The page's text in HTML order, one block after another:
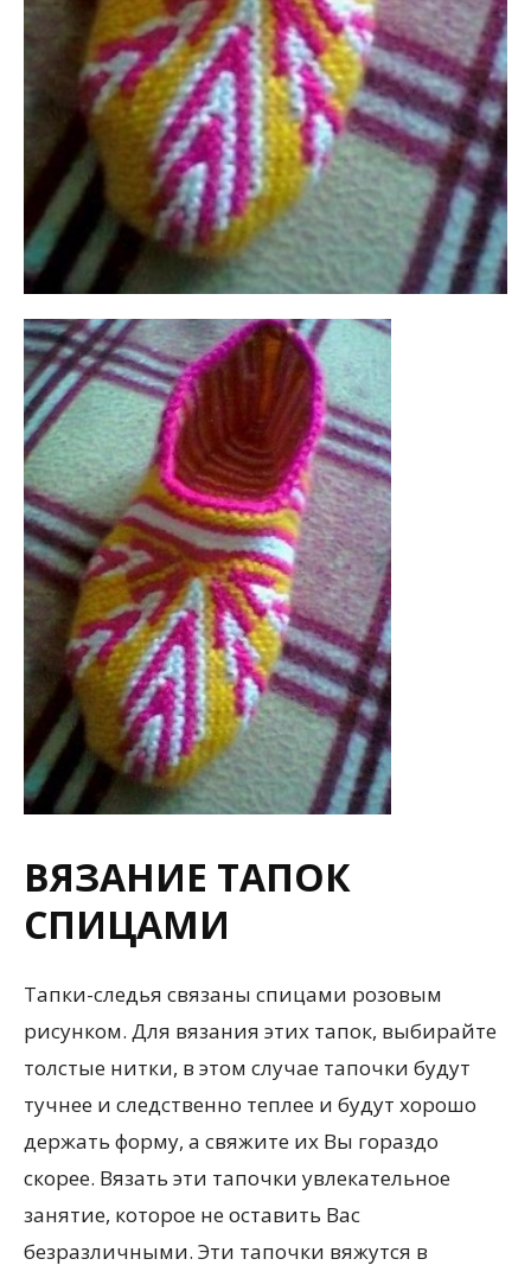
ВЯЗАНИЕ ТАПОК
СПИЦАМИ
Тапки-следья связаны спицами розовым
рисунком. Для вязания этих тапок, выбирайте
толстые нитки, в этом случае тапочки будут
тучнее и следственно теплее и будут хорошо
держать форму, а свяжите их Вы гораздо
скорее. Вязать эти тапочки увлекательное
занятие, которое не оставить Вас
безразличными. Эти тапочки вяжутся в